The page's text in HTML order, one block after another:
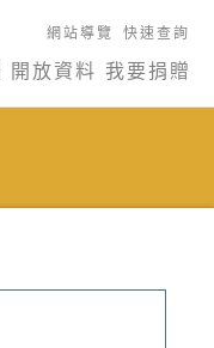
網站導覽 快速查詢
開放資料 我要捐贈